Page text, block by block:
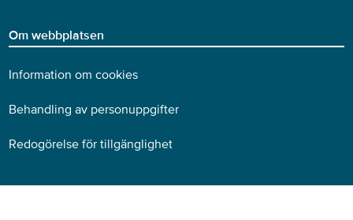
Om webbplatsen
Information om cookies
Behandling av personuppgifter
Redogörelse för tillgänglighet